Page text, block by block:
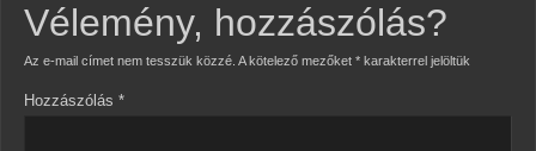
Vélemény, hozzászólás?
Az e-mail címet nem tesszük közzé. A kötelező mezőket *karakterrel jelöltük
Hozzászólás *